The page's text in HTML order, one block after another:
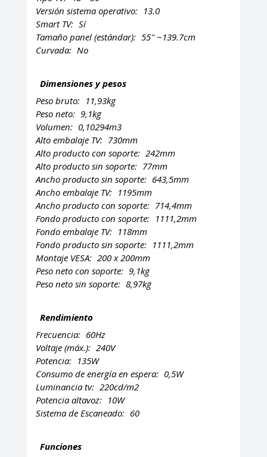
Versión sistema operativo: 13.0
Smart TV: Sí
Tamaño panel (estándar): 55'' ~139.7cm
Curvada: No
Dimensiones y pesos
Peso bruto: 11,93kg
Peso neto: 9,1kg
Volumen: 0,10294m3
Alto embalaje TV: 730mm
Alto producto con soporte: 242mm
Alto producto sin soporte: 77mm
Ancho producto sin soporte: 643,5mm
Ancho embalaje TV: 1195mm
Ancho producto con soporte: 714,4mm
Fondo producto con soporte: 1111,2mm
Fondo embalaje TV: 118mm
Fondo producto sin soporte: 1111,2mm
Montaje VESA: 200 x 200mm
Peso neto con soporte: 9,1kg
Peso neto sin soporte: 8,97kg
Rendimiento
Frecuencia: 60Hz
Voltaje (máx.): 240V
Potencia: 135W
Consumo de energía en espera: 0,5W
Luminancia tv: 220cd/m2
Potencia altavoz: 10W
Sistema de Escaneado: 60
Funciones